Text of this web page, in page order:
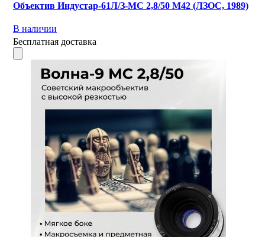
Объектив Индустар-61Л/З-МС 2,8/50 М42 (ЛЗОС, 1989)
В наличии
Бесплатная доставка